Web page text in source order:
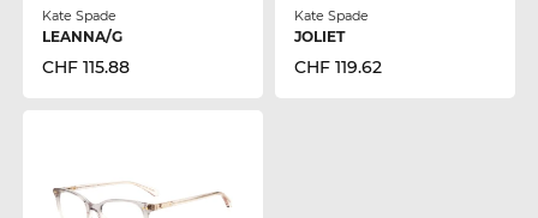
Kate Spade
LEANNA/G
CHF 115.88
Kate Spade
JOLIET
CHF 119.62